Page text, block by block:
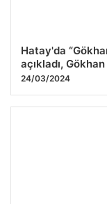
Hatay'da
açıkladı,
24/03/2024